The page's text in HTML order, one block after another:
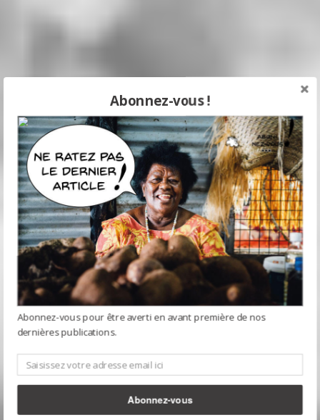
Abonnez-vous !
Abonnez-vous pour être averti en avant première de nos
dernières publications.
Abonnez-vous